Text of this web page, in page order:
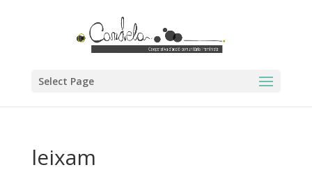
Select Page
leixam